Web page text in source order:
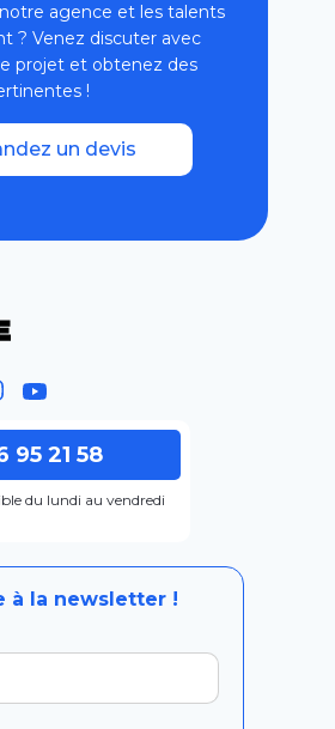
agence et les talents
? Venez discuter avec
projet et obtenez des
!
un devis
95 21 58
du lundi au vendredi
à la newsletter !